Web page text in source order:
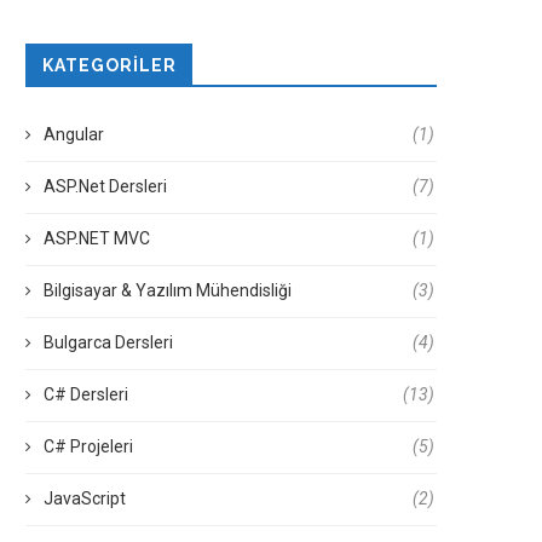
KATEGORILER
Angular (1)
ASP.Net Dersleri (7)
ASP.NET MVC (1)
Bilgisayar & Yazılım Mühendisliği (3)
Bulgarca Dersleri (4)
C# Dersleri (13)
C# Projeleri (5)
JavaScript (2)